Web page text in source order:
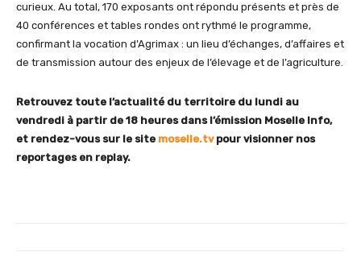
curieux. Au total, 170 exposants ont répondu présents et près de
40 conférences et tables rondes ont rythmé le programme,
confirmant la vocation d’Agrimax : un lieu d’échanges, d’affaires et
de transmission autour des enjeux de l’élevage et de l’agriculture.
Retrouvez toute l’actualité du territoire du lundi au
vendredi à partir de 18 heures dans l’émission Moselle Info,
et rendez-vous sur le site moselle.tv pour visionner nos
reportages en replay.